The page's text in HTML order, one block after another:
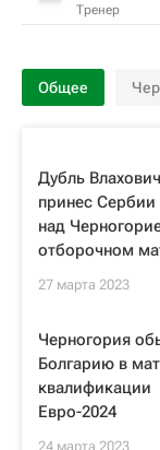
Тренер
Общее
Дубль
принес Сербии
над
отборочном
27 марта 2023
Черногория
Болгарию в
квалификации
Евро-2024
24 марта 2023